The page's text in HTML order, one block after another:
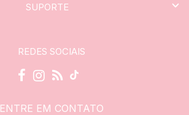
SUPORTE
REDES SOCIAIS
ENTRE EM CONTATO